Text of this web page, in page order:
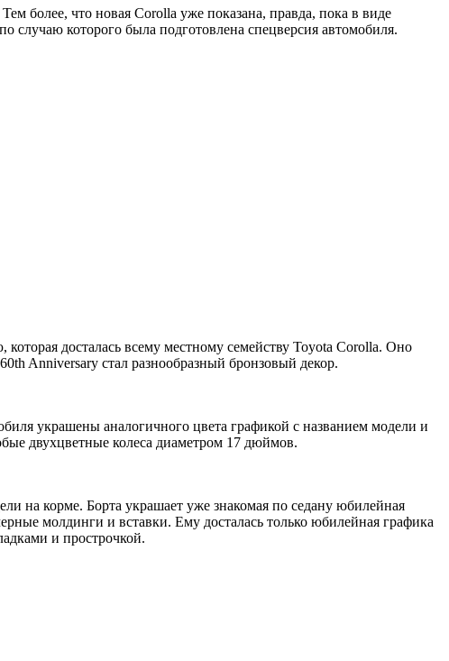
более, что новая Corolla уже показана, правда, пока в виде
которого была подготовлена спецверсия автомобиля.
досталась всему местному семейству Toyota Corolla. Оно
Anniversary стал разнообразный бронзовый декор.
украшены аналогичного цвета графикой с названием модели и
двухцветные колеса диаметром 17 дюймов.
на корме. Борта украшает уже знакомая по седану юбилейная
молдинги и вставки. Ему досталась только юбилейная графика
и прострочкой.